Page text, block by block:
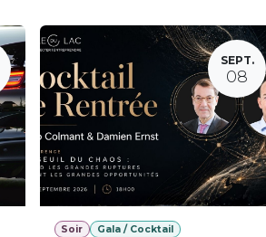
SEPT.
08
Soir Gala / Cocktail